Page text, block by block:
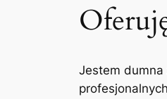
Jestem dumna